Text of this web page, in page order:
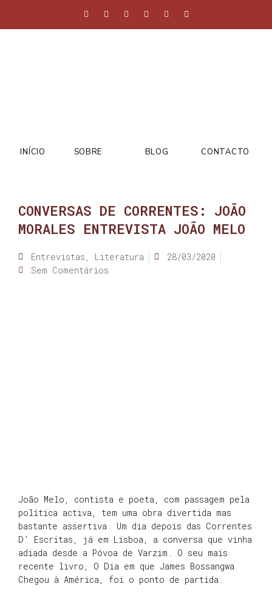
INÍCIO SOBRE BLOG CONTACTO
CONVERSAS DE CORRENTES: JOÃO
MORALES ENTREVISTA JOÃO MELO
Entrevistas , Literatura
28/03/2020
Sem Comentários
João Melo, contista e poeta, com passagem pela
política activa, tem uma obra divertida mas
bastante assertiva. Um dia depois das Correntes
D’ Escritas, já em Lisboa, a conversa que vinha
adiada desde a Póvoa de Varzim. O seu mais
recente livro, O Dia em que James Bossangwa
Chegou à América, foi o ponto de partida.